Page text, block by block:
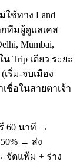
ใช้ทาง Land
ทีมผู้ดูแลเคส
Mumbai,
น Trip เดียว ระยะ
เริ่ม-จบเมือง
ชื่อในสายตาเจ้า
60 นาที →
→ ส่ง
จัดแฟ้ม + ร่าง